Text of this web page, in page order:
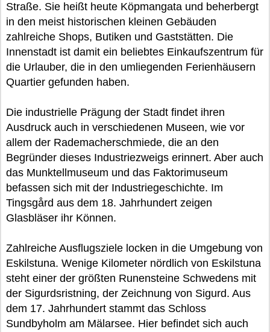
Straße. Sie heißt heute Köpmangata und beherbergt
in den meist historischen kleinen Gebäuden
zahlreiche Shops, Butiken und Gaststätten. Die
Innenstadt ist damit ein beliebtes Einkaufszentrum für
die Urlauber, die in den umliegenden Ferienhäusern
Quartier gefunden haben.
Die industrielle Prägung der Stadt findet ihren
Ausdruck auch in verschiedenen Museen, wie vor
allem der Rademacherschmiede, die an den
Begründer dieses Industriezweigs erinnert. Aber auch
das Munktellmuseum und das Faktorimuseum
befassen sich mit der Industriegeschichte. Im
Tingsgård aus dem 18. Jahrhundert zeigen
Glasbläser ihr Können.
Zahlreiche Ausflugsziele locken in die Umgebung von
Eskilstuna. Wenige Kilometer nördlich von Eskilstuna
steht einer der größten Runensteine Schwedens mit
der Sigurdsristning, der Zeichnung von Sigurd. Aus
dem 17. Jahrhundert stammt das Schloss
Sundbyholm am Mälarsee. Hier befindet sich auch